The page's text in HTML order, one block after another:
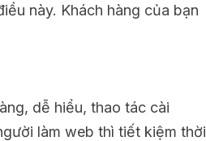
này. Khách hàng của bạn
dễ hiểu, thao tác cài
làm web thì tiết kiệm thời